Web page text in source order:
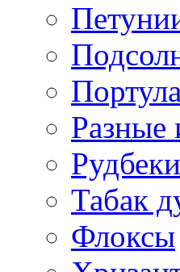
Разные
Табак
Флоксы